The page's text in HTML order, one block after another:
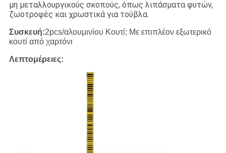
μη μεταλλουργικούς σκοπούς, όπως λιπάσματα φυτών,
ζωοτροφές και χρωστικά για τούβλα.
Συσκευή:2pcs/αλουμινίου Κουτί; Με επιπλέον εξωτερικό
κουτί από χαρτόνι
Λεπτομέρειες: